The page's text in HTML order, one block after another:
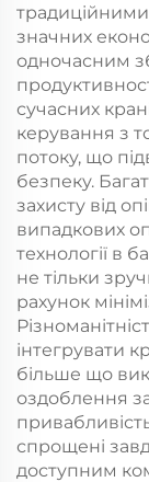
значних
одночасним
сучасних
керування з
потоку, що
безпеку.
захисту від
випадкових
технології в
не тільки
рахунок
інтегрувати
більше що
оздоблення
спрощені
доступним